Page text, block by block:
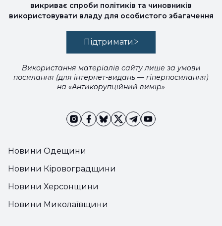
Новини Одещини
Новини Кіровоградщини
Новини Херсонщини
Новини Миколаївщини
викриває спроби політиків та чиновників
використовувати владу для особистого збагачення
Підтримати
Використання матеріалів сайту лише за умови
посилання (для інтернет-видань — гіперпосилання)
на «Антикорупційний вимір»